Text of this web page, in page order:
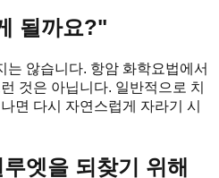
될까요?"
는 않습니다. 항암 화학요법에서
것은 아닙니다. 일반적으로 치
면 다시 자연스럽게 자라기 시
엣을 되찾기 위해